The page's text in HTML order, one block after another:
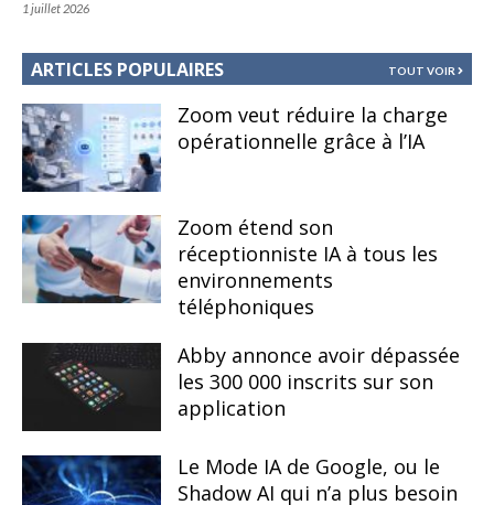
1 juillet 2026
ARTICLES POPULAIRES TOUT VOIR
Zoom veut réduire la charge
opérationnelle grâce à l’IA
Zoom étend son
réceptionniste IA à tous les
environnements
téléphoniques
Abby annonce avoir dépassée
les 300 000 inscrits sur son
application
Le Mode IA de Google, ou le
Shadow AI qui n’a plus besoin